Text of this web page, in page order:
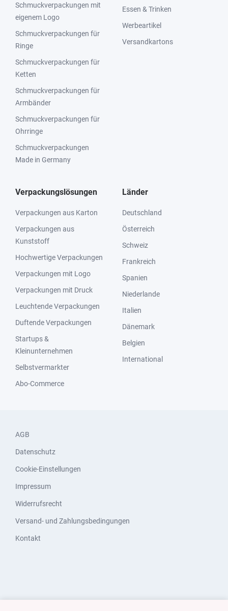
Schmuckverpackungen mit
eigenem Logo
Schmuckverpackungen für
Ringe
Schmuckverpackungen für
Ketten
Schmuckverpackungen für
Armbänder
Schmuckverpackungen für
Ohrringe
Schmuckverpackungen
Made in Germany
Essen & Trinken
Werbeartikel
Versandkartons
Verpackungslösungen
Verpackungen aus Karton
Verpackungen aus
Kunststoff
Hochwertige Verpackungen
Verpackungen mit Logo
Verpackungen mit Druck
Leuchtende Verpackungen
Duftende Verpackungen
Startups &
Kleinunternehmen
Selbstvermarkter
Abo-Commerce
Länder
Deutschland
Österreich
Schweiz
Frankreich
Spanien
Niederlande
Italien
Dänemark
Belgien
International
AGB
Datenschutz
Cookie-Einstellungen
Impressum
Widerrufsrecht
Versand- und Zahlungsbedingungen
Kontakt